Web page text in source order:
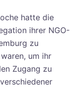
hatte die
ihrer NGO-
zu
um ihr
Zugang zu